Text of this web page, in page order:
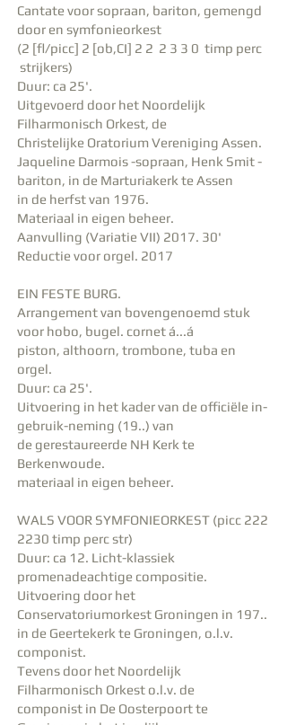
Cantate voor sopraan, bariton, gemengd
door en symfonieorkest
(2 [fl/picc] 2 [ob,CI] 2 2 2 3 3 0 timp perc
strijkers)
Duur: ca 25'.
Uitgevoerd door het Noordelijk
Filharmonisch Orkest, de
Christelijke Oratorium Vereniging Assen.
Jaqueline Darmois -sopraan, Henk Smit -
bariton, in de Marturiakerk te Assen
in de herfst van 1976.
Materiaal in eigen beheer.
Aanvulling (Variatie VII) 2017. 30'
Reductie voor orgel. 2017
EIN FESTE BURG.
Arrangement van bovengenoemd stuk
voor hobo, bugel. cornet á...á
piston, althoorn, trombone, tuba en
orgel.
Duur: ca 25'.
Uitvoering in het kader van de officiële in-
gebruik-neming (19..) van
de gerestaureerde NH Kerk te
Berkenwoude.
materiaal in eigen beheer.
WALS VOOR SYMFONIEORKEST (picc 222
2230 timp perc str)
Duur: ca 12. Licht-klassiek
promenadeachtige compositie.
Uitvoering door het
Conservatoriumorkest Groningen in 197..
in de Geertekerk te Groningen, o.l.v.
componist.
Tevens door het Noordelijk
Filharmonisch Orkest o.l.v. de
componist in De Oosterpoort te